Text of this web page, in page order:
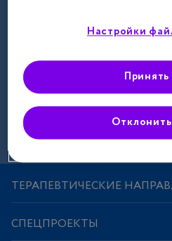
ТЕРАПЕВТИЧЕСКИЕ
СПЕЦПРОЕКТЫ
Настройки
Принять